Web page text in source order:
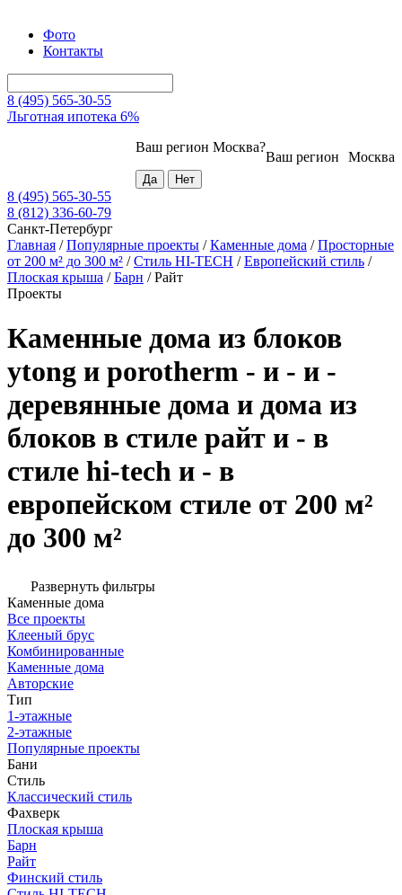
Фото
Контакты
8 (495) 565-30-55
Льготная ипотека 6%
Москва
Ваш регион
Ваш регион Москва?
8 (495) 565-30-55
8 (812) 336-60-79
Санкт-Петербург
Главная /Популярные проекты /Каменные дома /Просторные
от 200 м² до 300 м² /Стиль HI-TECH /Европейский стиль /
Плоская крыша /Барн /Райт
Проекты
Каменные дома из блоков
ytong и porotherm - и - и -
деревянные дома и дома из
блоков в стиле райт и - в
стиле hi-tech и - в
европейском стиле от 200 м²
до 300 м²
Развернуть фильтры
Каменные дома
Все проекты
Клееный брус
Комбинированные
Каменные дома
Авторские
Тип
1-этажные
2-этажные
Популярные проекты
Бани
Стиль
Классический стиль
Фахверк
Плоская крыша
Барн
Райт
Финский стиль